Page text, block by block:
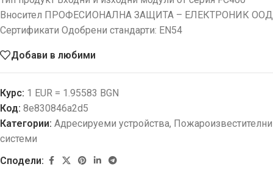
Вносител ПРОФЕСИОНАЛНА ЗАЩИТА – ЕЛЕКТРОНИК ООД
Сертификати Одобрени стандарти: EN54
Добави в любими
Курс: 1 EUR = 1.95583 BGN
Код: 8e830846a2d5
Категории: Адресируеми устройства, Пожароизвестителни
системи
Сподели: